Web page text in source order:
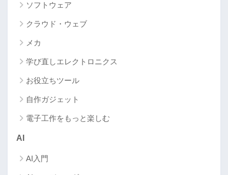
ソフトウェア
クラウド・ウェブ
メカ
学び直しエレクトロニクス
お役立ちツール
自作ガジェット
電子工作をもっと楽しむ
AI
AI入門